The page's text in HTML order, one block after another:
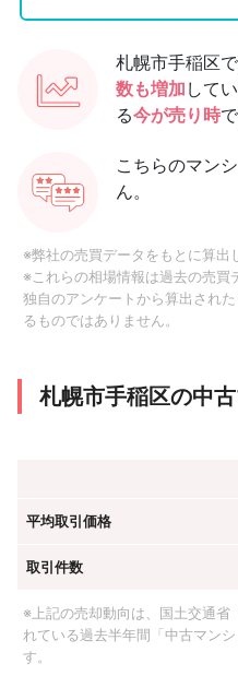
札幌市手稲区
数も増加 して
る今が売り時
こちらのマン
ん。
※弊社の売買データをもとに算出
※これらの相場情報は過去の売買
独自のアンケートから算出され
るものではありません。
札幌市手稲区の中
平均取引価格
取引件数
※上記の売却動向は、国土交通省
れている過去半年間「中古マン
す。